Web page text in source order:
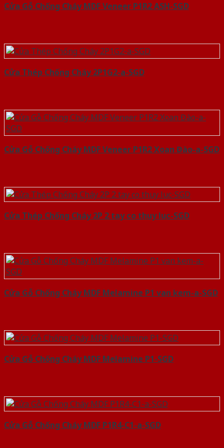
Cửa Gỗ Chống Cháy MDF Veneer P1R2 ASH-SGD
Cửa Thép Chống Cháy 2P1G2-a-SGD
Cửa Gỗ Chống Cháy MDF Veneer P1R2 Xoan Đào-a-SGD
Cửa Thép Chống Cháy 2P 2 tay co thuy luc-SGD
Cửa Gỗ Chống Cháy MDF Melamine P1 van kem-a-SGD
Cửa Gỗ Chống Cháy MDF Melamine P1-SGD
Cửa Gỗ Chống Cháy MDF P1R4-C1-a-SGD